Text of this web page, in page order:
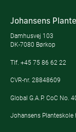
Johansens
Damhusvej 103
DK-7080 Børkop
Tlf. +45 75 86 62 22
CVR-nr. 28848609
Global G.A.P. CoC No.
Johansens Planteskole